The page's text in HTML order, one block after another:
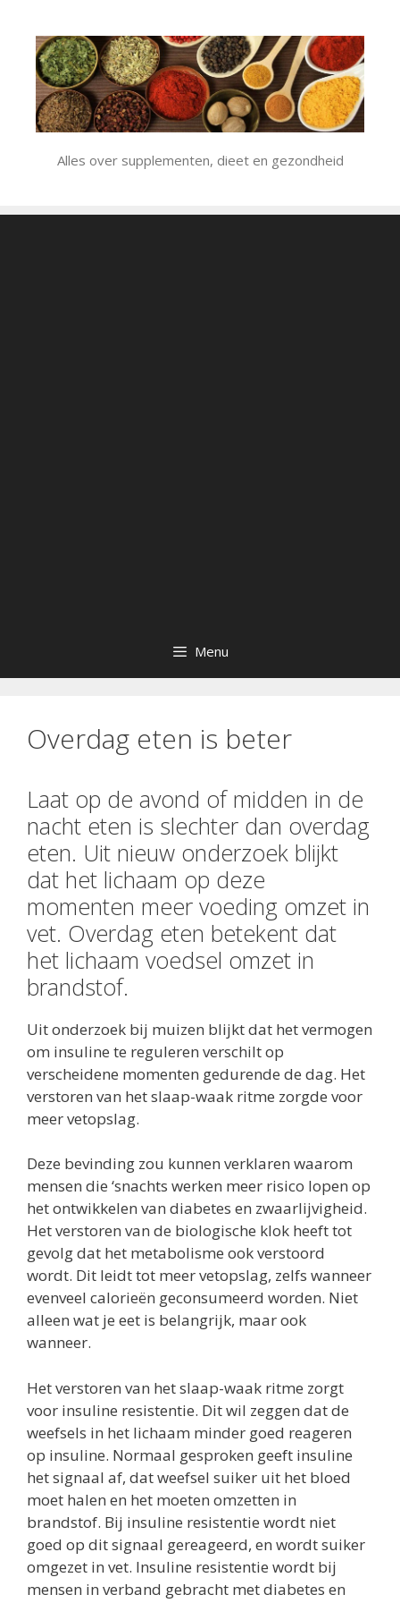
inhoud
Alles over supplementen, dieet en gezondheid
Menu
Overdag eten is beter
Laat op de avond of midden in de
nacht eten is slechter dan overdag
eten. Uit nieuw onderzoek blijkt
dat het lichaam op deze
momenten meer voeding omzet in
vet. Overdag eten betekent dat
het lichaam voedsel omzet in
brandstof.
Uit onderzoek bij muizen blijkt dat het vermogen
om insuline te reguleren verschilt op
verscheidene momenten gedurende de dag. Het
verstoren van het slaap-waak ritme zorgde voor
meer vetopslag.
Deze bevinding zou kunnen verklaren waarom
mensen die ‘snachts werken meer risico lopen op
het ontwikkelen van diabetes en zwaarlijvigheid.
Het verstoren van de biologische klok heeft tot
gevolg dat het metabolisme ook verstoord
wordt. Dit leidt tot meer vetopslag, zelfs wanneer
evenveel calorieën geconsumeerd worden. Niet
alleen wat je eet is belangrijk, maar ook
wanneer.
Het verstoren van het slaap-waak ritme zorgt
voor insuline resistentie. Dit wil zeggen dat de
weefsels in het lichaam minder goed reageren
op insuline. Normaal gesproken geeft insuline
het signaal af, dat weefsel suiker uit het bloed
moet halen en het moeten omzetten in
brandstof. Bij insuline resistentie wordt niet
goed op dit signaal gereageerd, en wordt suiker
omgezet in vet. Insuline resistentie wordt bij
mensen in verband gebracht met diabetes en